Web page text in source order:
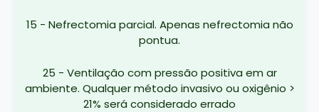
15 - Nefrectomia parcial. Apenas nefrectomia não
pontua.
25 - Ventilação com pressão positiva em ar
ambiente. Qualquer método invasivo ou oxigênio >
21% será considerado errado